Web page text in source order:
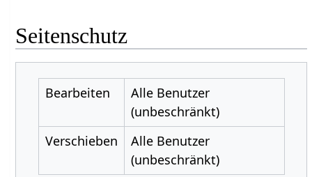
Seitenschutz
Bearbeiten
Alle Benutzer
(unbeschränkt)
Verschieben
Alle Benutzer
(unbeschränkt)